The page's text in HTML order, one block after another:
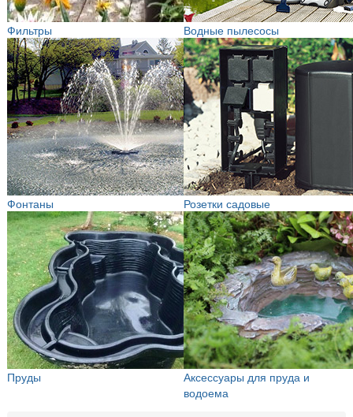
Фильтры Водные пылесосы
Фонтаны Розетки садовые
Пруды
Аксессуары для пруда и
водоема